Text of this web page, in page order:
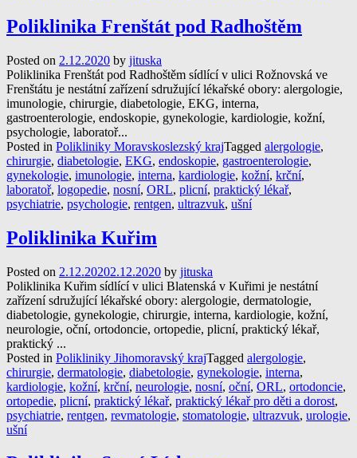
Poliklinika Frenštát pod Radhoštěm
Posted on 2.12.2020 by jituska
Poliklinika Frenštát pod Radhoštěm sídlící v ulici Rožnovská ve
Frenštátu je nestátní zařízení sdružující lékařské obory: alergologie,
imunologie, chirurgie, diabetologie, EKG, interna,
gastroenterologie, endoskopie, gynekologie, kardiologie, kožní,
psychologie, laboratoř...
Posted in Polikliniky Moravskoslezský krajTagged alergologie,
chirurgie, diabetologie, EKG, endoskopie, gastroenterologie,
gynekologie, imunologie, interna, kardiologie, kožní, krční,
laboratoř, logopedie, nosní, ORL, plicní, praktický lékař,
psychiatrie, psychologie, rentgen, ultrazvuk, ušní
Poliklinika Kuřim
Posted on 2.12.20202.12.2020 by jituska
Poliklinika Kuřim sídlící v ulici Blatenská v Kuřimi je nestátní
zařízení sdružující lékařské obory: alergologie, dermatologie,
diabetologie, gynekologie, chirurgie, interna, kardiologie, kožní,
neurologie, oční, ortodoncie, ortopedie, plicní, praktický lékař,
praktický ...
Posted in Polikliniky Jihomoravský krajTagged alergologie,
chirurgie, dermatologie, diabetologie, gynekologie, interna,
kardiologie, kožní, krční, neurologie, nosní, oční, ORL, ortodoncie,
ortopedie, plicní, praktický lékař, praktický lékař pro děti a dorost,
psychiatrie, rentgen, revmatologie, stomatologie, ultrazvuk, urologie,
ušní